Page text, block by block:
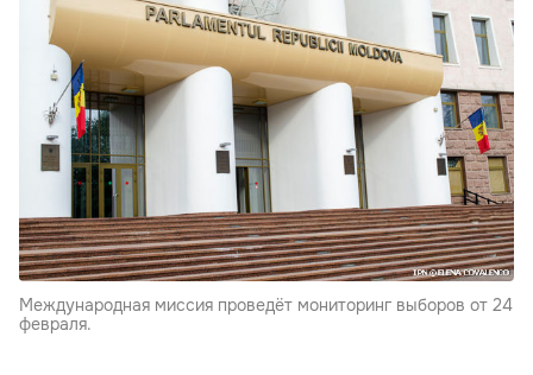
Международная миссия проведёт мониторинг выборов от 24
февраля.